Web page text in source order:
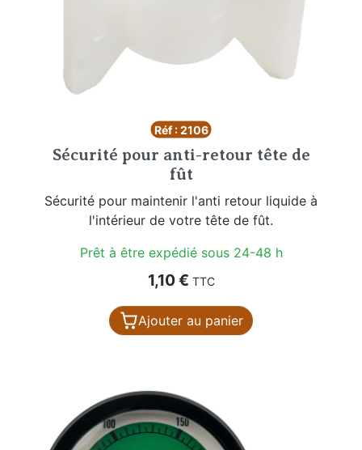
Réf : 2106
Sécurité pour anti-retour tête de
fût
Sécurité pour maintenir l'anti retour liquide à
l'intérieur de votre tête de fût.
Prêt à être expédié sous 24-48 h
Prix
1,10 € TTC
Ajouter au panier